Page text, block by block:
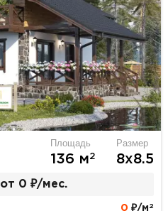
Площадь
136 м2
Размер
8х8.5
от 0 ₽/мес.
0 ₽/м 2